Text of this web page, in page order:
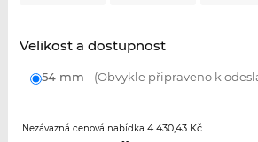
Velikost a dostupnost
54 mm (Obvykle připraveno k
Nezávazná cenová nabídka 4 430,43 Kč